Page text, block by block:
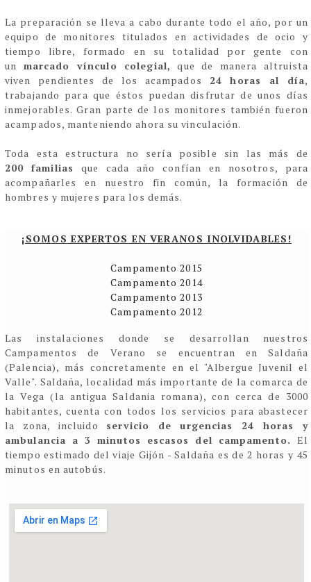
La preparación se lleva a cabo durante todo el año, por un
equipo de monitores titulados en actividades de ocio y
tiempo libre, formado en su totalidad por gente con
un marcado vínculo colegial, que de manera altruista
viven pendientes de los acampados 24 horas al día,
trabajando para que éstos puedan disfrutar de unos días
inmejorables. Gran parte de los monitores también fueron
acampados, manteniendo ahora su vinculación.
Toda esta estructura no sería posible sin las más de
200 familias
que cada año confían en nosotros, para
acompañarles en nuestro fin común, la formación de
hombres y mujeres para los demás.
¡SOMOS EXPERTOS EN VERANOS INOLVIDABLES!
Campamento 2015
Campamento 2014
Campamento 2013
Campamento 2012
Las instalaciones donde se desarrollan nuestros
Campamentos de Verano se encuentran en Saldaña
(Palencia), más concretamente en el "Albergue Juvenil el
Valle". Saldaña, localidad más importante de la comarca de
la Vega (la antigua Saldania romana), con cerca de 3000
habitantes, cuenta con todos los servicios para abastecer
la zona, incluido servicio de urgencias 24 horas y
ambulancia a 3 minutos escasos del campamento. El
tiempo estimado del viaje Gijón - Saldaña es de 2 horas y 45
minutos en autobús.